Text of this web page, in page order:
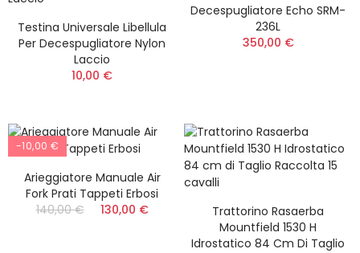
Testina Universale Libellula
Per Decespugliatore Nylon
Laccio
10,00 €
Decespugliatore Echo SRM-
236L
350,00 €
-10,00 €
Arieggiatore Manuale Air
Fork Prati Tappeti Erbosi
140,00 €
130,00 €
Trattorino Rasaerba
Mountfield 1530 H
Idrostatico 84 Cm Di Taglio